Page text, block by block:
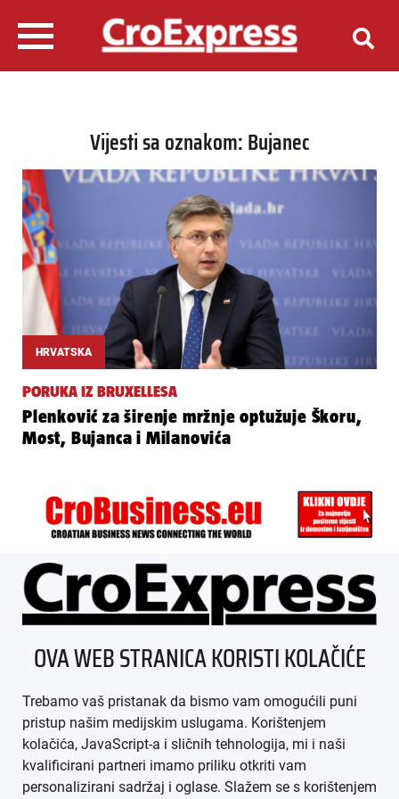
Vijesti sa oznakom: Bujanec
HRVATSKA
PORUKA IZ BRUXELLESA
Plenković za širenje mržnje optužuje Škoru,
Most, Bujanca i Milanovića
ÜBER UNS
IMPRESSUM
AGB
DATENSCHUTZ
OVA WEB STRANICA KORISTI KOLAČIĆE
Trebamo vaš pristanak da bismo vam omogućili puni
pristup našim medijskim uslugama. Korištenjem
kolačića, JavaScript-a i sličnih tehnologija, mi i naši
kvalificirani partneri imamo priliku otkriti vam
personalizirani sadržaj i oglase. Slažem se s korištenjem